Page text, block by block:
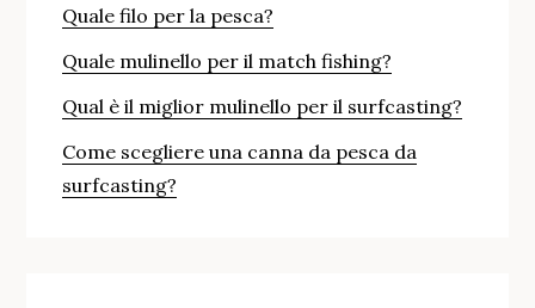
Quale filo per la pesca?
Quale mulinello per il match fishing?
Qual è il miglior mulinello per il surfcasting?
Come scegliere una canna da pesca da
surfcasting?